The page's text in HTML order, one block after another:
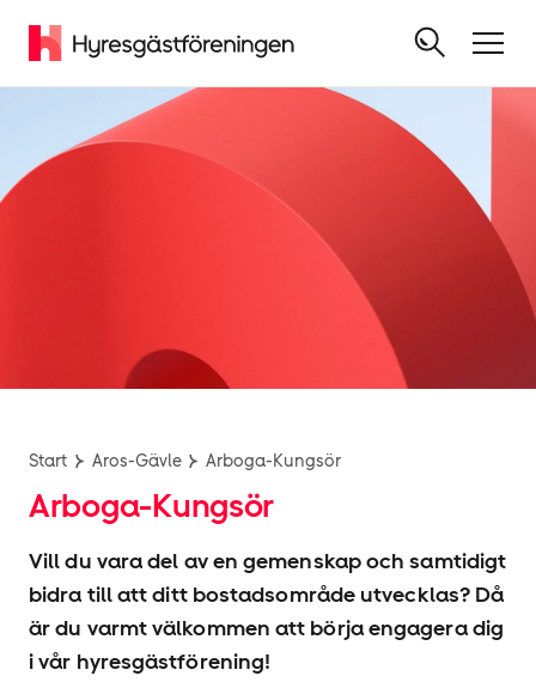
Start Aros-Gävle Arboga-Kungsör
Arboga-Kungsör
Vill du vara del av en gemenskap och samtidigt
bidra till att ditt bostadsområde utvecklas? Då
är du varmt välkommen att börja engagera dig
i vår hyresgäst­förening!